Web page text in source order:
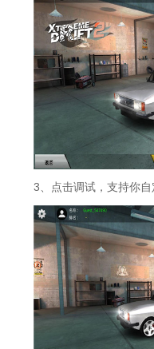
3、点击调试，支持你